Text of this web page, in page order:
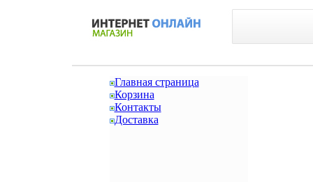
Главная страница
Корзина
Контакты
Доставка